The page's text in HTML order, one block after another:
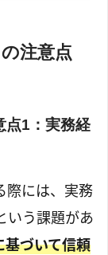
注意点
点1：実務経
際には、実務
いう課題があ
基づいて信頼